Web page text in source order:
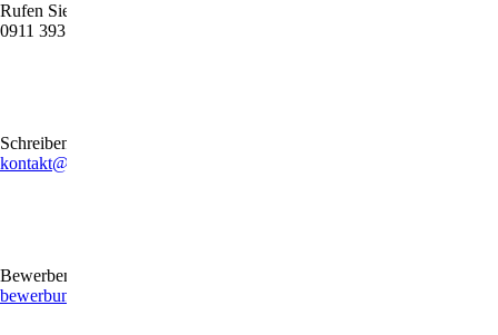
Rufen Sie uns gerne an
0911 39372790
Schreiben Sie uns gerne eine E-Mail
kontakt@stb-becker-zeiler.de
Bewerben Sie sich online oder per E-Mail
bewerbung@stb-becker-zeiler.de